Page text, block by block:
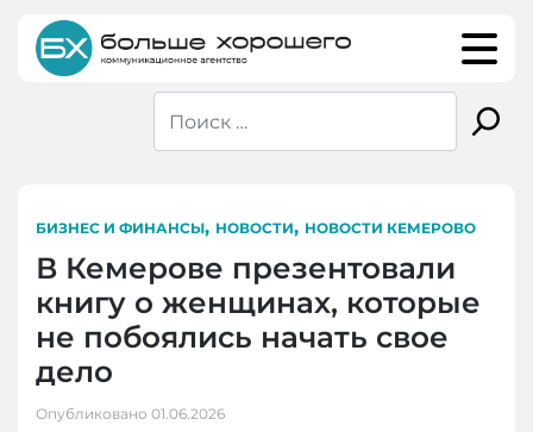
content
БИЗНЕС И ФИНАНСЫ, НОВОСТИ, НОВОСТИ КЕМЕРОВО
В Кемерове презентовали
книгу о женщинах, которые
не побоялись начать свое
дело
Опубликовано 01.06.2026